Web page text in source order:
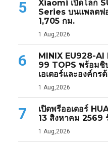
5
Xiaomi เปิดโลก
Series บนแพลตฟ
1,705 กม.
1 Aug,2026
6
MINIX EU928-
99 TOPS พร้อม
เอเตอร์และองค์กร
1 Aug,2026
7
เปิดพรีออเดอร์
13 สิงหาคม 2569
1 Aug,2026